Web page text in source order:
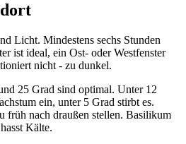
Licht. Mindestens sechs Stunden
ist ideal, ein Ost- oder Westfenster
nicht - zu dunkel.
25 Grad sind optimal. Unter 12
ein, unter 5 Grad stirbt es.
früh nach draußen stellen. Basilikum
Kälte.